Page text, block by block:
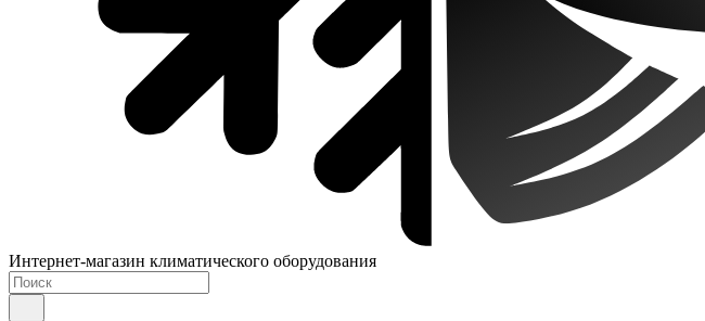
Интернет-магазин климатического оборудования